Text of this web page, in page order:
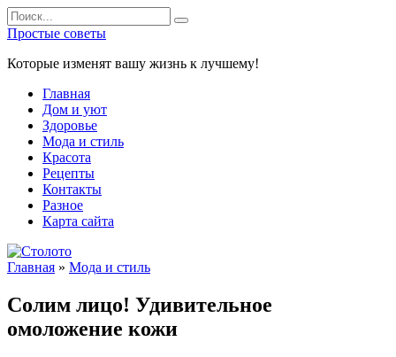
Перейти
к
содержанию
Search
for:
Простые советы
Которые изменят вашу жизнь к лучшему!
Главная
Дом и уют
Здоровье
Мода и стиль
Красота
Рецепты
Контакты
Разное
Карта сайта
Главная » Мода и стиль
Солим лицо! Удивительное
омоложение кожи